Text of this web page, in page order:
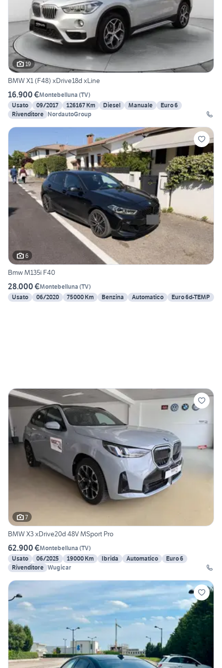
19
BMW X1 (F48) xDrive18d xLine
16.900 €Montebelluna (TV)
Usato
09/2017 126167 Km Diesel Manuale
Euro 6
Rivenditore NordautoGroup
6
Bmw M135i F40
28.000 €Montebelluna (TV)
Usato
06/2020 75000 Km Benzina Automatico Euro 6d-TEMP
7
BMW X3 xDrive20d 48V MSport Pro
62.900 €Montebelluna (TV)
Usato
06/2025 19000 Km Ibrida Automatico
Euro 6
Rivenditore Wugicar